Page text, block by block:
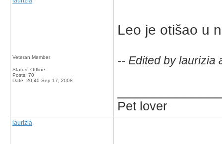
Veteran Member
Status: Offline
Posts: 70
Date: 20:40 Sep 17, 2008
Leo je otišao u
-- Edited by laurizia
Pet lover
laurizia